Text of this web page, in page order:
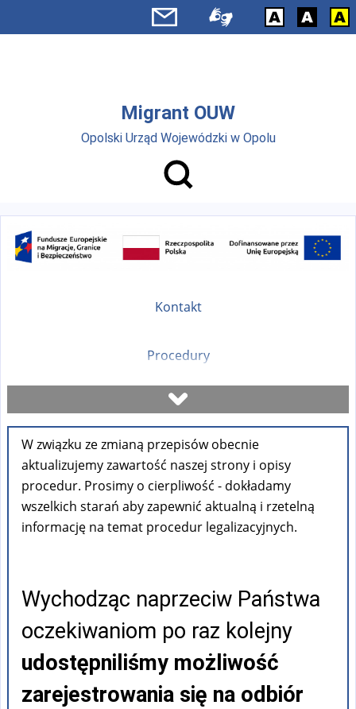
Przejdź do menu głównego
Migrant OUW
Opolski Urząd Wojewódzki w Opolu
Kontakt
Procedury
Umów się na wizytę
Sprawdź stan sprawy
Formularze
FAQ
Pouczenia
W związku ze zmianą przepisów obecnie
aktualizujemy zawartość naszej strony i opisy
procedur. Prosimy o cierpliwość - dokładamy
wszelkich starań aby zapewnić aktualną i rzetelną
informację na temat procedur legalizacyjnych.
Wychodząc naprzeciw Państwa
oczekiwaniom po raz kolejny
udostępniliśmy możliwość
zarejestrowania się na odbiór